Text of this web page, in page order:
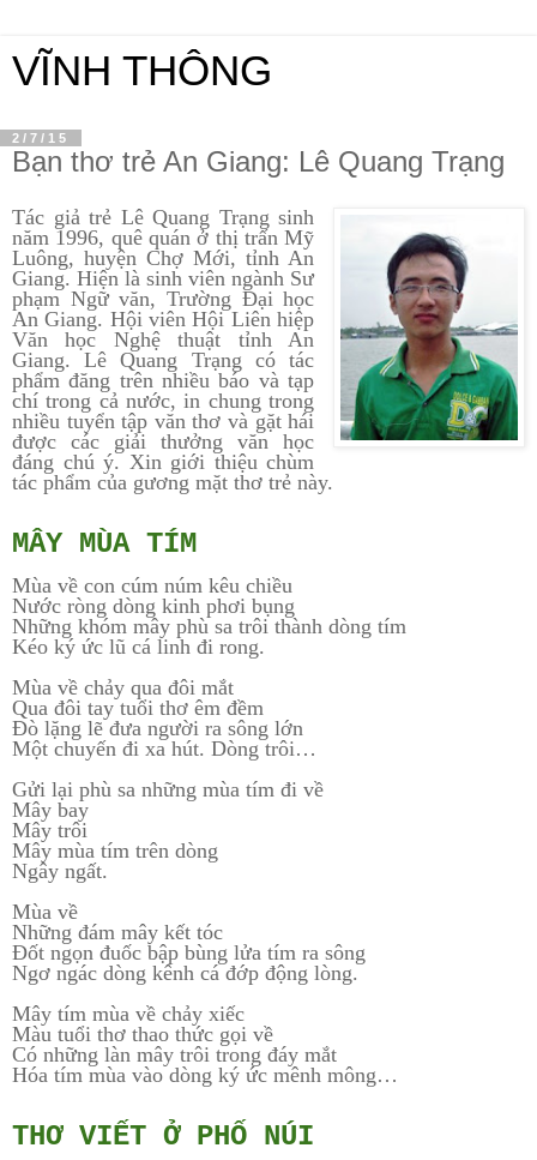
VĨNH THÔNG
2/7/15
Bạn thơ trẻ An Giang: Lê Quang Trạng
Tác giả trẻ Lê Quang Trạng sinh
năm 1996, quê quán ở thị trấn Mỹ
Luông, huyện Chợ Mới, tỉnh An
Giang.Hiện là sinh viên ngành Sư
phạm Ngữ văn, Trường Đại học
An Giang. Hội viên Hội Liên hiệp
Văn học Nghệ thuật tỉnh An
Giang.Lê Quang Trạng cótác
phẩm đăng trên nhiều báo và tạp
chí trong cả nước, in chung trong
nhiều tuyển tập văn thơ và gặt hái
được các giải thưởng văn học
đáng chú ý. Xin giới thiệu chùm
tác phẩm của gương mặt thơ trẻ này.
MÂY MÙA TÍM
Mùa về con cúm núm kêu chiều
Nước ròng dòng kinh phơi bụng
Những khóm mây phù sa trôi thành dòng tím
Kéo ký ức lũ cá linh đi rong.
Mùa về chảy qua đôi mắt
Qua đôi tay tuổi thơ êm đềm
Đò lặng lẽ đưa người ra sông lớn
Một chuyến đi xa hút. Dòng trôi…
Gửi lại phù sa những mùa tím đi về
Mây bay
Mây trôi
Mây mùa tím trên dòng
Ngây ngất.
Mùa về
Những đám mây kết tóc
Đốt ngọn đuốc bập bùng lửa tím ra sông
Ngơ ngác dòng kênh cá đớp động lòng.
Mây tím mùa về chảy xiếc
Màu tuổi thơ thao thức gọi về
Có những làn mây trôi trong đáy mắt
Hóa tím mùa vào dòng ký ức mênh mông…
THƠ VIẾT Ở PHỐ NÚI